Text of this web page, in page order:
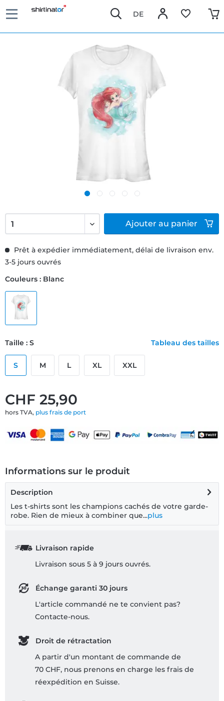
DE
CHF 25,90
hors TVA, plus frais de port
Prêt à expédier immédiatement, délai de livraison env.
3-5 jours ouvrés
Couleurs : Blanc
Taille : S Tableau des tailles
S M L XL XXL
Ajouter au panier
Informations sur le produit
Description
Les t-shirts sont les champions cachés de votre garde-
robe. Rien de mieux à combiner que...plus
Livraison rapide
Livraison sous 5 à 9 jours ouvrés.
Échange garanti 30 jours
L'article commandé ne te convient pas?
Contacte-nous.
Droit de rétractation
A partir d'un montant de commande de
70 CHF, nous prenons en charge les frais de
réexpédition en Suisse.